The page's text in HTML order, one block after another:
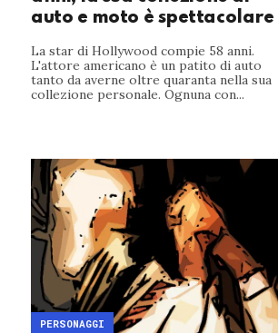
auto e moto è spettacolare
La star di Hollywood compie 58 anni.
L'attore americano è un patito di auto
tanto da averne oltre quaranta nella sua
collezione personale. Ognuna con...
PERSONAGGI